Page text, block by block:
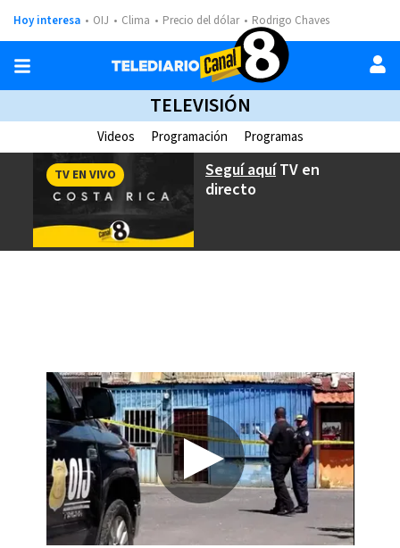
Hoy interesa OIJ Clima Precio del dólar Rodrigo Chaves
TELEVISIÓN
Videos Programación Programas
Seguí aquíTV en
directo
TV EN VIVO